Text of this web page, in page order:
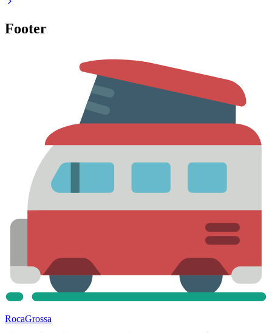
Footer
RocaGrossa